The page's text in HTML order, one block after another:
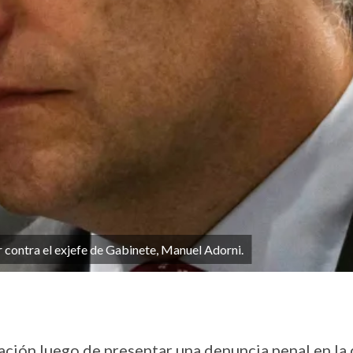
el exjefe de Gabinete, Manuel Adorni.